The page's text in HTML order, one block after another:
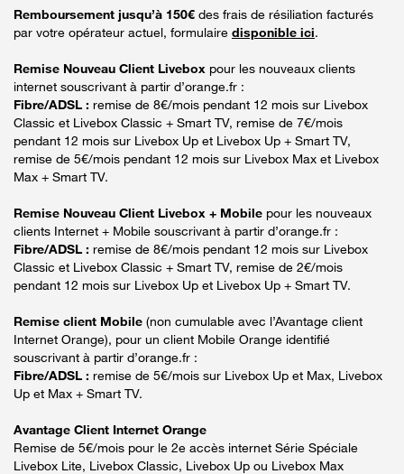
Remboursement jusqu’à 150€ des frais de résiliation facturés
par votre opérateur actuel, formulaire disponible ici.
Remise Nouveau Client Livebox pour les nouveaux clients
internet souscrivant à partir d’orange.fr :
Fibre/ADSL : remise de 8€/mois pendant 12 mois sur Livebox
Classic et Livebox Classic + Smart TV, remise de 7€/mois
pendant 12 mois sur Livebox Up et Livebox Up + Smart TV,
remise de 5€/mois pendant 12 mois sur Livebox Max et Livebox
Max + Smart TV.
Remise Nouveau Client Livebox + Mobile pour les nouveaux
clients Internet + Mobile souscrivant à partir d’orange.fr :
Fibre/ADSL : remise de 8€/mois pendant 12 mois sur Livebox
Classic et Livebox Classic + Smart TV, remise de 2€/mois
pendant 12 mois sur Livebox Up et Livebox Up + Smart TV.
Remise client Mobile (non cumulable avec l’Avantage client
Internet Orange), pour un client Mobile Orange identifié
souscrivant à partir d’orange.fr :
Fibre/ADSL : remise de 5€/mois sur Livebox Up et Max, Livebox
Up et Max + Smart TV.
Avantage Client Internet Orange
Remise de 5€/mois pour le 2e accès internet Série Spéciale
Livebox Lite, Livebox Classic, Livebox Up ou Livebox Max